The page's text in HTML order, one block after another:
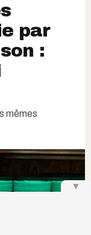
par
:
mêmes
▼